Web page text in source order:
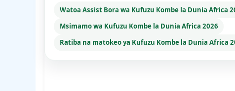
Watoa Assist Bora wa Kufuzu Kombe la Dunia Africa
Msimamo wa Kufuzu Kombe la Dunia Africa 2026
Ratiba na matokeo ya Kufuzu Kombe la Dunia Africa